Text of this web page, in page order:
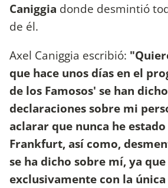
Caniggia donde desmintió
de él.
Axel Caniggia escribió:
que hace unos días en el
de los Famosos' se han
declaraciones sobre mi
aclarar que nunca he
Frankfurt, así como,
se ha dicho sobre mí, ya
exclusivamente con la